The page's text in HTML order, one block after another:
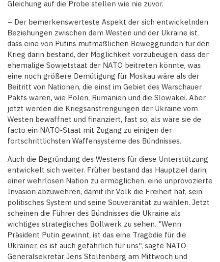
Gleichung auf die Probe stellen wie nie zuvor.
– Der bemerkenswerteste Aspekt der sich entwickelnden
Beziehungen zwischen dem Westen und der Ukraine ist,
dass eine von Putins mutmaßlichen Beweggründen für den
Krieg darin bestand, der Möglichkeit vorzubeugen, dass der
ehemalige Sowjetstaat der NATO beitreten könnte, was
eine noch größere Demütigung für Moskau wäre als der
Beitritt von Nationen, die einst im Gebiet des Warschauer
Pakts waren, wie Polen, Rumänien und die Slowakei. Aber
jetzt werden die Kriegsanstrengungen der Ukraine vom
Westen bewaffnet und finanziert, fast so, als wäre sie de
facto ein NATO-Staat mit Zugang zu einigen der
fortschrittlichsten Waffensysteme des Bündnisses.
Auch die Begründung des Westens für diese Unterstützung
entwickelt sich weiter. Früher bestand das Hauptziel darin,
einer wehrlosen Nation zu ermöglichen, eine unprovozierte
Invasion abzuwehren, damit ihr Volk die Freiheit hat, sein
politisches System und seine Souveränität zu wählen. Jetzt
scheinen die Führer des Bündnisses die Ukraine als
wichtiges strategisches Bollwerk zu sehen. "Wenn
Präsident Putin gewinnt, ist das eine Tragödie für die
Ukrainer, es ist auch gefährlich für uns", sagte NATO-
Generalsekretär Jens Stoltenberg am Mittwoch und